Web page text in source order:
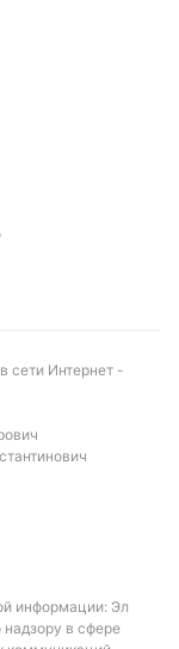
сети Интернет -
информации: Эл
в сфере